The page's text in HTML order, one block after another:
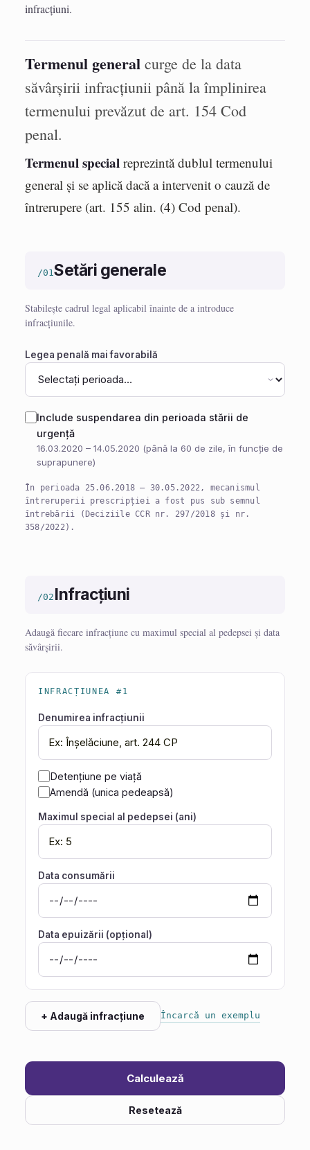
infracțiuni.
Termenul general curge de la data
săvârșirii infracțiunii până la împlinirea
termenului prevăzut de art. 154 Cod
penal.
Termenul special reprezintă dublul termenului
general și se aplică dacă a intervenit o cauză de
întrerupere (art. 155 alin. (4) Cod penal).
/01 Setări generale
Stabilește cadrul legal aplicabil înainte de a introduce
infracțiunile.
Legea penală mai favorabilă
Include suspendarea din perioada stării de
urgență
16.03.2020 – 14.05.2020 (până la 60 de zile, în funcție de
suprapunere)
În perioada 25.06.2018 – 30.05.2022, mecanismul
întreruperii prescripției a fost pus sub semnul
întrebării (Deciziile CCR nr. 297/2018 și nr.
358/2022).
/02 Infracțiuni
Adaugă fiecare infracțiune cu maximul special al pedepsei și data
săvârșirii.
INFRACȚIUNEA #1
Denumirea infracțiunii
Detențiune pe viață
Amendă (unica pedeapsă)
Maximul special al pedepsei (ani)
Data consumării
Data epuizării (opțional)
+ Adaugă infracțiune Încarcă un exemplu
Calculează
Resetează